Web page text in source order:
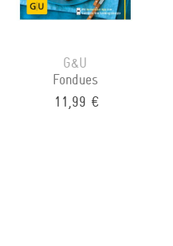
G&U
Fondues
11,99 €